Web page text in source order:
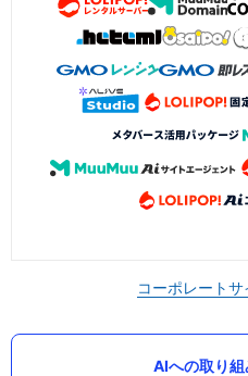
コーポレートサ
AIへの取り組